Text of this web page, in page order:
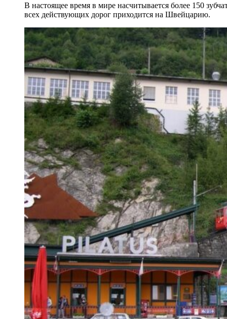
В настоящее время в мире насчитывается более 150
всех действующих дорог приходится на Швейцарию.